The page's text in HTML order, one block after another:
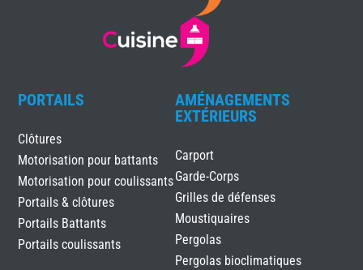
PORTAILS
Clôtures
Motorisation pour battants
Motorisation pour coulissants
Portails & clôtures
Portails Battants
Portails coulissants
AMÉNAGEMENTS
EXTÉRIEURS
Carport
Garde-Corps
Grilles de défenses
Moustiquaires
Pergolas
Pergolas bioclimatiques